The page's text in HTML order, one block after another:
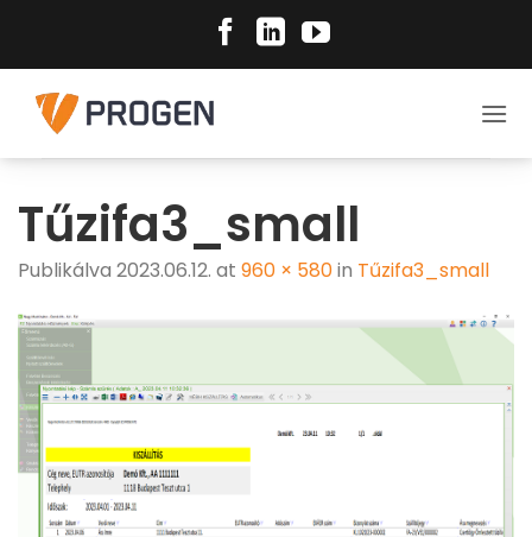
content
Tűzifa3_small
Publikálva 2023.06.12. at 960 × 580in Tűzifa3_small